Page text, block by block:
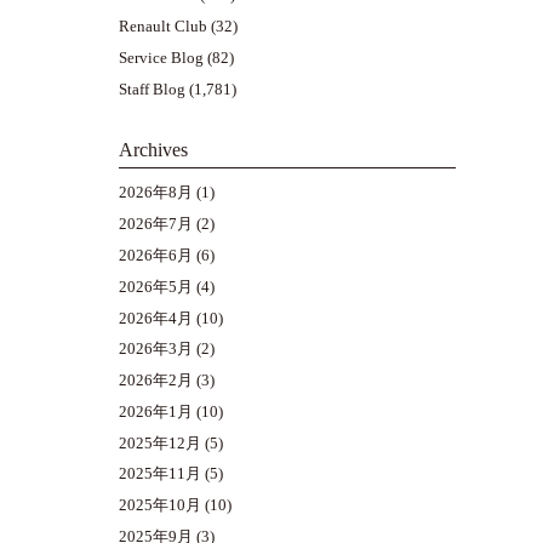
Renault Club (32)
Service Blog (82)
Staff Blog (1,781)
Archives
2026年8月 (1)
2026年7月 (2)
2026年6月 (6)
2026年5月 (4)
2026年4月 (10)
2026年3月 (2)
2026年2月 (3)
2026年1月 (10)
2025年12月 (5)
2025年11月 (5)
2025年10月 (10)
2025年9月 (3)